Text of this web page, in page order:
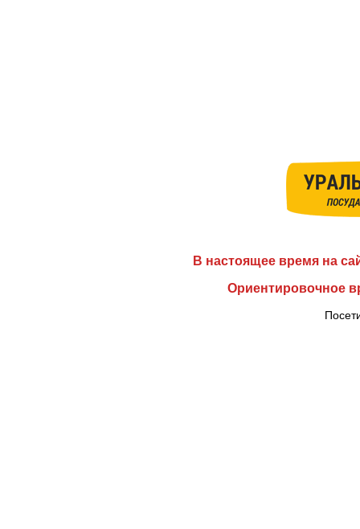
В настоящее время на
Ориентировочное